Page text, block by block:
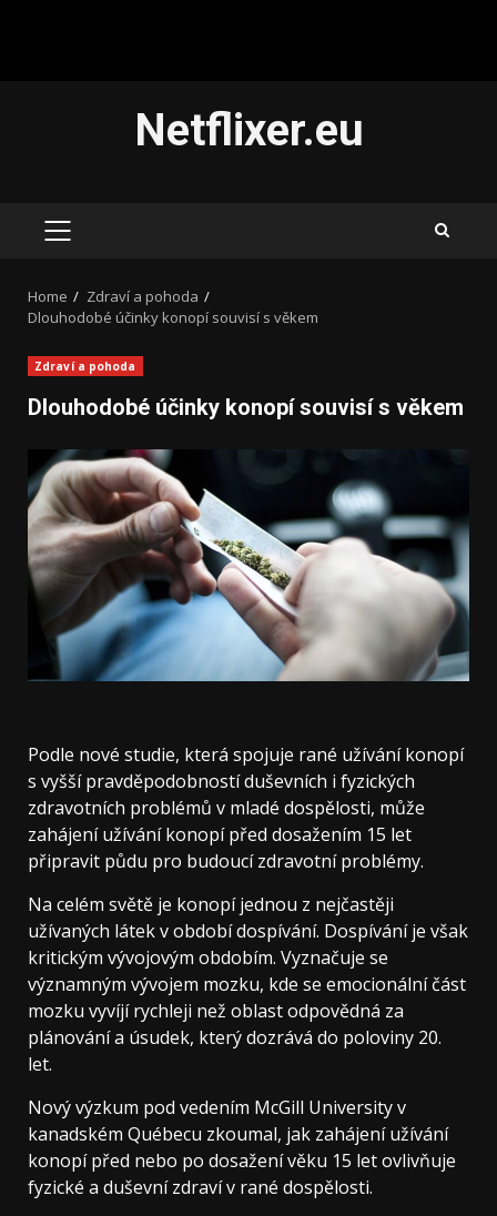
Netflixer.eu
PRIMARY
Home
Zdraví a pohoda
Dlouhodobé účinky konopí souvisí s věkem
Zdraví a pohoda
Dlouhodobé účinky konopí souvisí s věkem
Podle nové studie, která spojuje rané užívání konopí
s vyšší pravděpodobností duševních i fyzických
zdravotních problémů v mladé dospělosti, může
zahájení užívání konopí před dosažením 15 let
připravit půdu pro budoucí zdravotní problémy.
Na celém světě je konopí jednou z nejčastěji
užívaných látek v období dospívání. Dospívání je však
kritickým vývojovým obdobím. Vyznačuje se
významným vývojem mozku, kde se emocionální část
mozku vyvíjí rychleji než oblast odpovědná za
plánování a úsudek, který dozrává do poloviny 20.
let.
Nový výzkum pod vedením McGill University v
kanadském Québecu zkoumal, jak zahájení užívání
konopí před nebo po dosažení věku 15 let ovlivňuje
fyzické a duševní zdraví v rané dospělosti.